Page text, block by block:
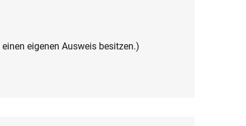
eigenen Ausweis besitzen.)